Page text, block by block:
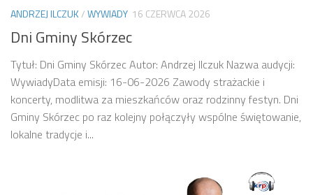
ANDRZEJ ILCZUK/WYWIADY 16 CZERWCA 2026
Dni Gminy Skórzec
Tytuł: Dni Gminy Skórzec Autor: Andrzej Ilczuk Nazwa audycji:
WywiadyData emisji: 16-06-2026 Zawody strażackie i
koncerty, modlitwa za mieszkańców oraz rodzinny festyn. Dni
Gminy Skórzec po raz kolejny połączyły wspólne świętowanie,
lokalne tradycje i...